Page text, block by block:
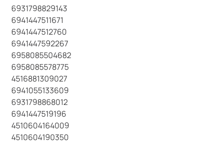
6931798829143
6941447511671
6941447512760
6941447592267
6958085504682
6958085578775
4516881309027
6941055133609
6931798868012
6941447519196
4510604164009
4510604190350